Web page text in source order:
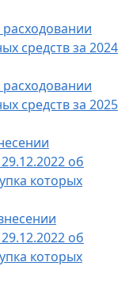
средств за 2024
средств за 2025
об
которых
об
которых